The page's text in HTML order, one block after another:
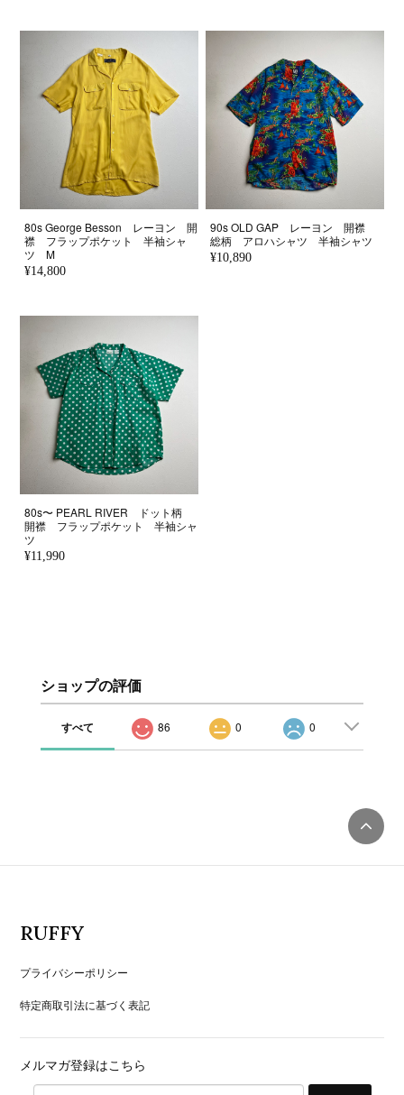
80s George Besson レーヨン 開
襟 フラップポケット 半袖シャ
ツ M
¥14,800
90s OLD GAP レーヨン 開襟
総柄 アロハシャツ 半袖シャツ
¥10,890
80s〜 PEARL RIVER ドット柄
開襟 フラップポケット 半袖シャ
ツ
¥11,990
ショップの評価
すべて 86 0 0
RUFFY
プライバシーポリシー
特定商取引法に基づく表記
メルマガ登録はこちら